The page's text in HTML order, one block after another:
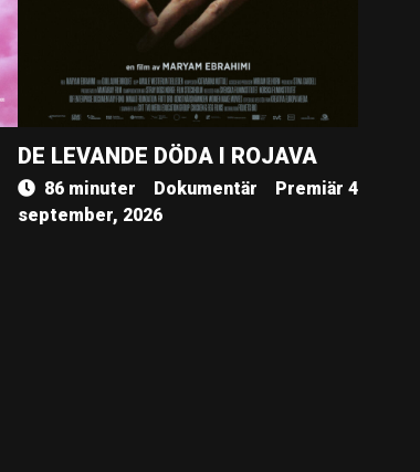
DE LEVANDE DÖDA I ROJAVA
86 minuter Dokumentär
Premiär 4
september, 2026